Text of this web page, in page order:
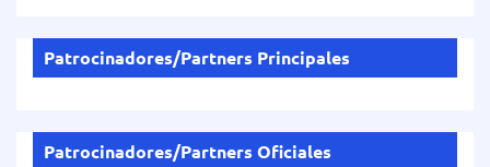
Patrocinadores/Partners Principales
Patrocinadores/Partners Oficiales